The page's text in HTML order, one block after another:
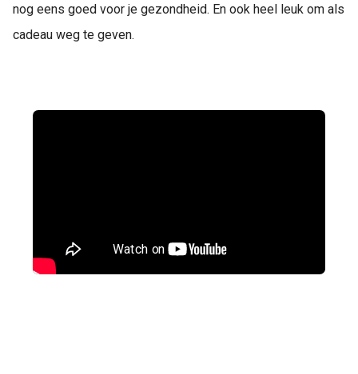
nog eens goed voor je gezondheid. En ook heel leuk om als
cadeau weg te geven.